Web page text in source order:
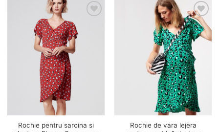
Rochie pentru sarcina si
❤
Adauga
in
wishlist!
Rochie de vara lejera